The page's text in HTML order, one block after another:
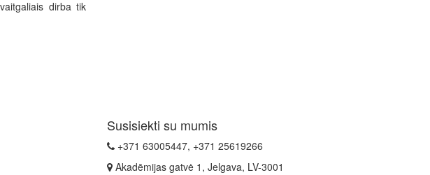
dirba tik
Susisiekti su mumis
+371 63005447, +371 25619266
Akadēmijas gatvė 1, Jelgava, LV-3001